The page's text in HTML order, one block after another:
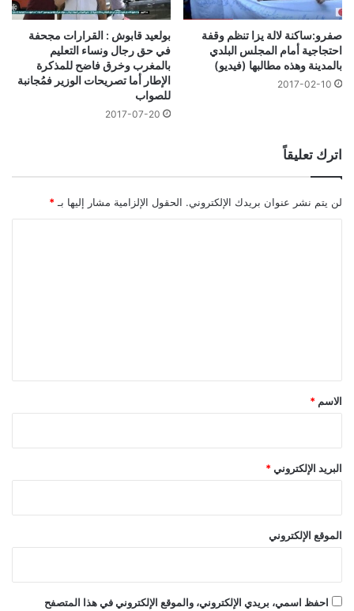
صفرو:ساكنة لالة يزا تنظم وقفة
احتجاجية أمام المجلس البلدي
بالمدينة وهذه مطالبها (فيديو)
2017-02-10
بولعيد قابوش : القرارات مجحفة
في حق رجال ونساء التعليم
بالمغرب وخرق فاضح للمذكرة
الإطار أما تصريحات الوزير فمُجانبة
للصواب
2017-07-20
اترك تعليقاً
لن يتم نشر عنوان بريدك الإلكتروني. الحقول الإلزامية مشار إليها بـ *
*
الاسم *
البريد الإلكتروني *
الموقع الإلكتروني
احفظ اسمي، بريدي الإلكتروني، والموقع الإلكتروني في هذا المتصفح